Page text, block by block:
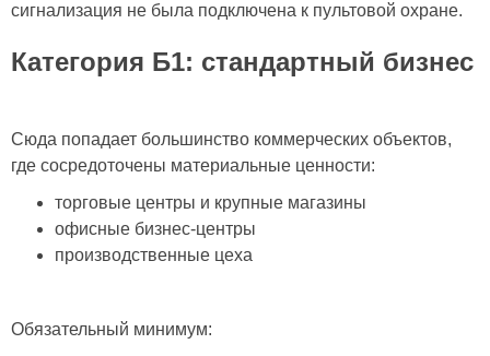
сигнализация не была подключена к пультовой охране.
Категория Б1: стандартный бизнес
Сюда попадает большинство коммерческих объектов,
где сосредоточены материальные ценности:
торговые центры и крупные магазины
офисные бизнес-центры
производственные цеха
Обязательный минимум: